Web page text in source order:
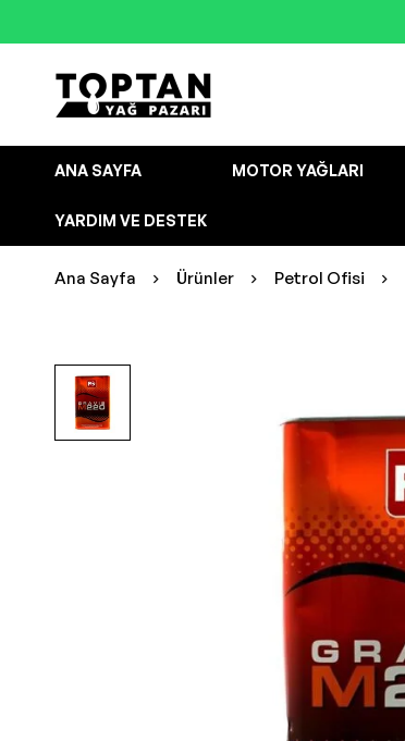
ANA SAYFA MOTOR YAĞLARI
YARDIM VE DESTEK
Ana Sayfa Ürünler Petrol Ofisi